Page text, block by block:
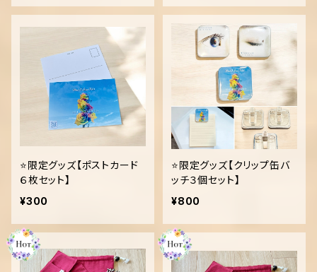
⭐️限定グッズ【ポストカード
６枚セット】
¥300
⭐️限定グッズ【クリップ缶バ
ッチ３個セット】
¥800